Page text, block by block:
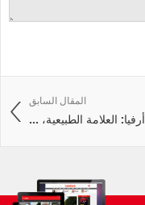
المقال السابق
أرفيا: العلامة الطبيعية، ...